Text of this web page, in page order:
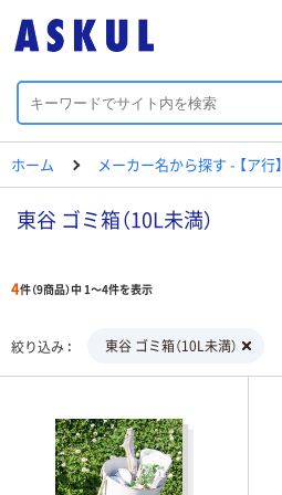
ホーム メーカー名から探す - 【ア行】
東谷 ゴミ箱（10L未満）
4件（9商品）中 1～4件を表示
絞り込み 東谷 ゴミ箱（10L未満）